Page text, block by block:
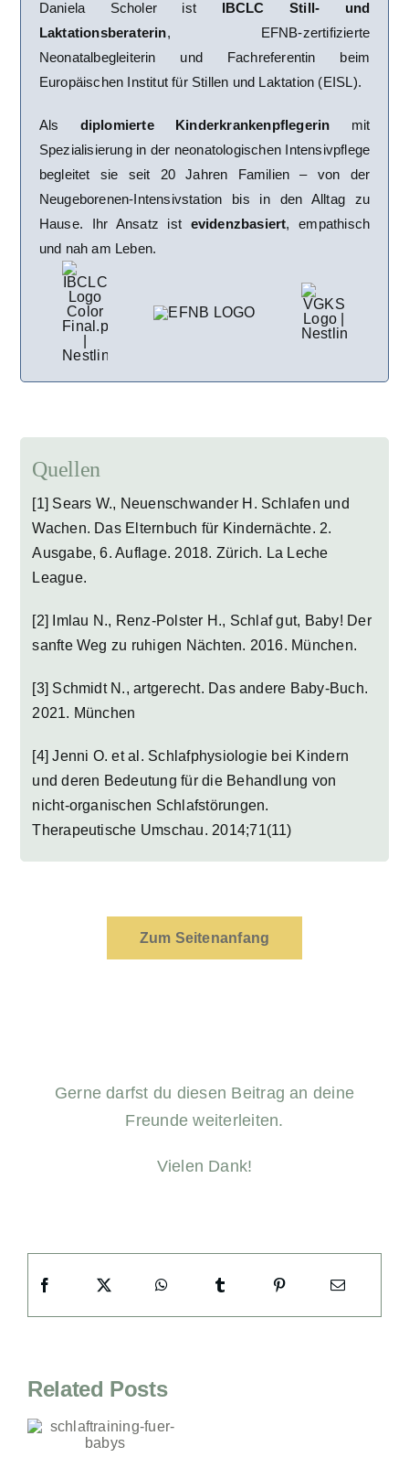
Daniela Scholer ist IBCLC Still- und
Laktationsberaterin, EFNB-zertifizierte
Neonatalbegleiterin und Fachreferentin beim
Europäischen Institut für Stillen und Laktation (EISL).
Als diplomierte Kinderkrankenpflegerin mit
Spezialisierung in der neonatologischen Intensivpflege
begleitet sie seit 20 Jahren Familien – von der
Neugeborenen-Intensivstation bis in den Alltag zu
Hause. Ihr Ansatz ist evidenzbasiert, empathisch
und nah am Leben.
Quellen
[1] Sears W., Neuenschwander H. Schlafen und
Wachen. Das Elternbuch für Kindernächte. 2.
Ausgabe, 6. Auflage. 2018. Zürich. La Leche
League.
[2] Imlau N., Renz-Polster H., Schlaf gut, Baby! Der
sanfte Weg zu ruhigen Nächten. 2016. München.
[3] Schmidt N., artgerecht. Das andere Baby-Buch.
2021. München
[4] Jenni O. et al. Schlafphysiologie bei Kindern
und deren Bedeutung für die Behandlung von
nicht-organischen Schlafstörungen.
Therapeutische Umschau. 2014;71(11)
Zum Seitenanfang
Gerne darfst du diesen Beitrag an deine
Freunde weiterleiten.
Vielen Dank!
Related Posts